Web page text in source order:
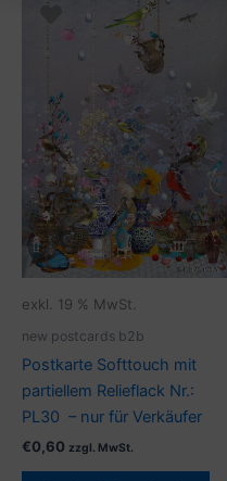
exkl. 19 % MwSt.
new postcards b2b
Postkarte Softtouch mit
partiellem Relieflack Nr.:
PL30 – nur für Verkäufer
€0,60 zzgl. MwSt.